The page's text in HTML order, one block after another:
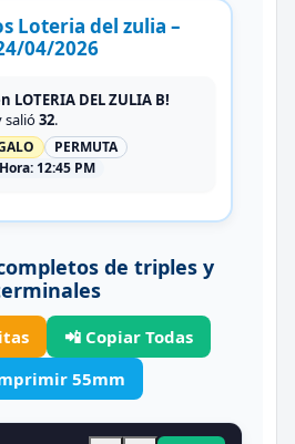
Loteria del zulia –
04/2026
LOTERIA DEL ZULIA B!
32.
PERMUTA
Hora: 12:45 PM
de triples y
📲 Copiar Todas
55mm